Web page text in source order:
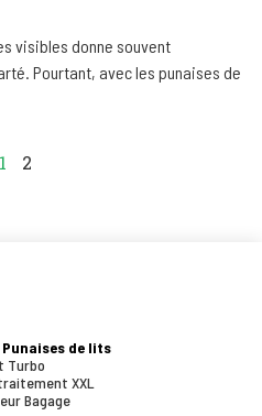
visibles donne souvent
Pourtant, avec les punaises de
1 2
de lits
Turbo
XXL
Bagage